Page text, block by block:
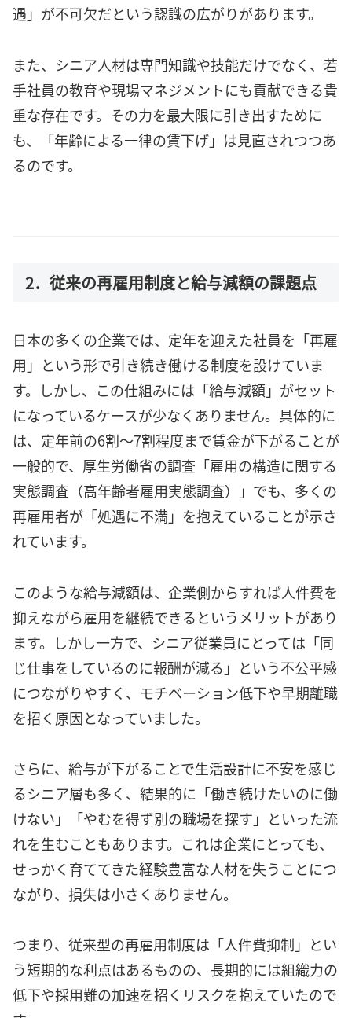
遇」が不可欠だという認識の広がりがあります。
また、シニア人材は専門知識や技能だけでなく、若
手社員の教育や現場マネジメントにも貢献できる貴
重な存在です。その力を最大限に引き出すために
も、「年齢による一律の賃下げ」は見直されつつあ
るのです。
2．従来の再雇用制度と給与減額の課題点
日本の多くの企業では、定年を迎えた社員を「再雇
用」という形で引き続き働ける制度を設けていま
す。しかし、この仕組みには「給与減額」がセット
になっているケースが少なくありません。具体的に
は、定年前の6割〜7割程度まで賃金が下がることが
一般的で、厚生労働省の調査「雇用の構造に関する
実態調査（高年齢者雇用実態調査）」でも、多くの
再雇用者が「処遇に不満」を抱えていることが示さ
れています。
このような給与減額は、企業側からすれば人件費を
抑えながら雇用を継続できるというメリットがあり
ます。しかし一方で、シニア従業員にとっては「同
じ仕事をしているのに報酬が減る」という不公平感
につながりやすく、モチベーション低下や早期離職
を招く原因となっていました。
さらに、給与が下がることで生活設計に不安を感じ
るシニア層も多く、結果的に「働き続けたいのに働
けない」「やむを得ず別の職場を探す」といった流
れを生むこともあります。これは企業にとっても、
せっかく育ててきた経験豊富な人材を失うことにつ
ながり、損失は小さくありません。
つまり、従来型の再雇用制度は「人件費抑制」とい
う短期的な利点はあるものの、長期的には組織力の
低下や採用難の加速を招くリスクを抱えていたので